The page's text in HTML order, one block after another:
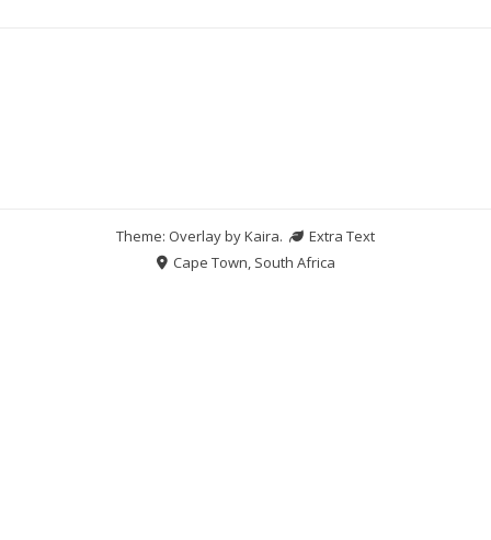
Theme: Overlay byKaira.
Extra Text
Cape Town, South Africa